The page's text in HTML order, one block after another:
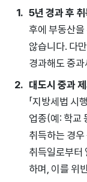
5년 경과 후
후에 부동산
않습니다. 다
경과해도 중
대도시 중과
「지방세법 시
업종(예: 학교
취득하는 경
취득일로부터
하며, 이를 위